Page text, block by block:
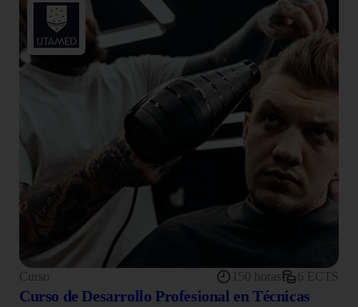
Curso 150 horas 6 ECTS
Curso de Desarrollo Profesional en Técnicas